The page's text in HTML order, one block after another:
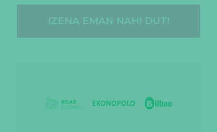
IZENA EMAN NAHI DUT!